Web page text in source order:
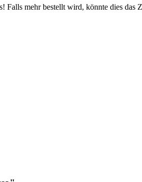
mehr bestellt wird, könnte dies das